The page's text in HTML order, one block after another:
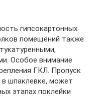
гипсокартонных
помещений также
Особое внимание
ГКЛ. Пропуск
в шпаклевке, может
этапах поклейки